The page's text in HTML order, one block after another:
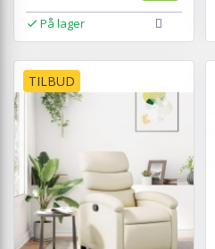
På lager
TILBUD